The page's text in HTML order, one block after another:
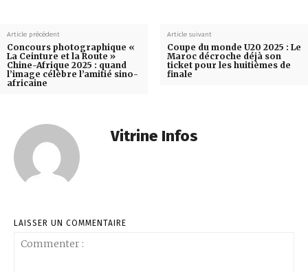
Article précédent
Concours photographique «
La Ceinture et la Route »
Chine-Afrique 2025 : quand
l’image célèbre l’amitié sino-
africaine
Article suivant
Coupe du monde U20 2025 : Le
Maroc décroche déjà son
ticket pour les huitièmes de
finale
Vitrine Infos
LAISSER UN COMMENTAIRE